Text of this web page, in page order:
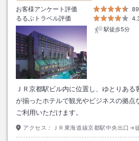
お客様アンケート評価
るるぶトラベル評価
駅徒歩5分
ＪＲ京都駅ビル内に位置し、ゆとりあ
が揃ったホテルで観光やビジネスの拠点
ご利用いただけます。
アクセス： ＪＲ東海道線京都駅中央出口→